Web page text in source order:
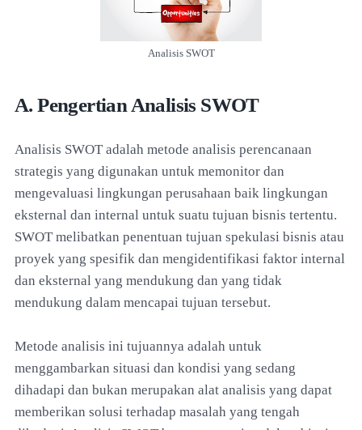
Analisis SWOT
A. Pengertian Analisis SWOT
Analisis SWOT adalah metode analisis perencanaan
strategis yang digunakan untuk memonitor dan
mengevaluasi lingkungan perusahaan baik lingkungan
eksternal dan internal untuk suatu tujuan bisnis tertentu.
SWOT melibatkan penentuan tujuan spekulasi bisnis atau
proyek yang spesifik dan mengidentifikasi faktor internal
dan eksternal yang mendukung dan yang tidak
mendukung dalam mencapai tujuan tersebut.
Metode analisis ini tujuannya adalah untuk
menggambarkan situasi dan kondisi yang sedang
dihadapi dan bukan merupakan alat analisis yang dapat
memberikan solusi terhadap masalah yang tengah